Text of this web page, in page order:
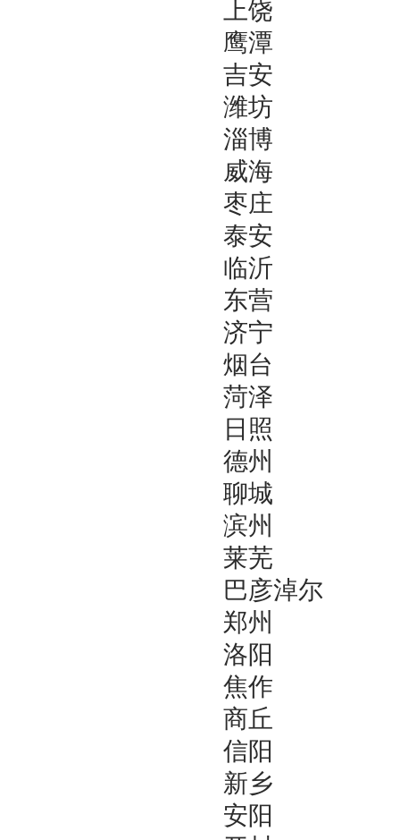
上饶
鹰潭
吉安
潍坊
淄博
威海
枣庄
泰安
临沂
东营
济宁
烟台
菏泽
日照
德州
聊城
滨州
莱芜
巴彦淖尔
郑州
洛阳
焦作
商丘
信阳
新乡
安阳